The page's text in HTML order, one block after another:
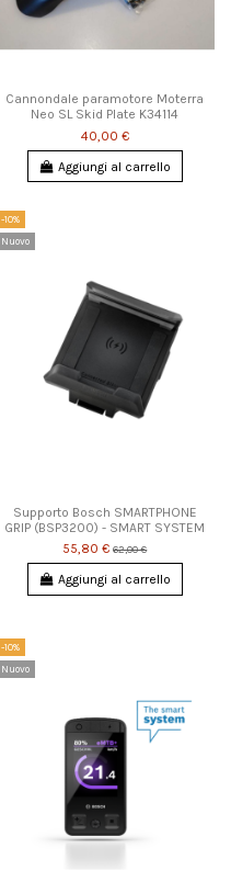
Cannondale paramotore Moterra
Neo SL Skid Plate K34114
40,00 €
Aggiungi al carrello
-10%
Nuovo
Supporto Bosch SMARTPHONE
GRIP (BSP3200) - SMART SYSTEM
55,80 € 62,00 €
Aggiungi al carrello
-10%
Nuovo